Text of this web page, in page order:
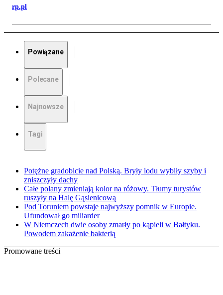
rp.pl
Powiązane
Polecane
Najnowsze
Tagi
Potężne gradobicie nad Polską. Bryły lodu wybiły szyby i
zniszczyły dachy
Całe polany zmieniają kolor na różowy. Tłumy turystów
ruszyły na Halę Gąsienicową
Pod Toruniem powstaje najwyższy pomnik w Europie.
Ufundował go miliarder
W Niemczech dwie osoby zmarły po kąpieli w Bałtyku.
Powodem zakażenie bakterią
Promowane treści